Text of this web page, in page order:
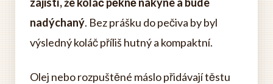
nadýchaný. Bez prášku do pečiva by byl
výsledný koláč příliš hutný a kompaktní.
Olej nebo rozpuštěné máslo přidávají těstu